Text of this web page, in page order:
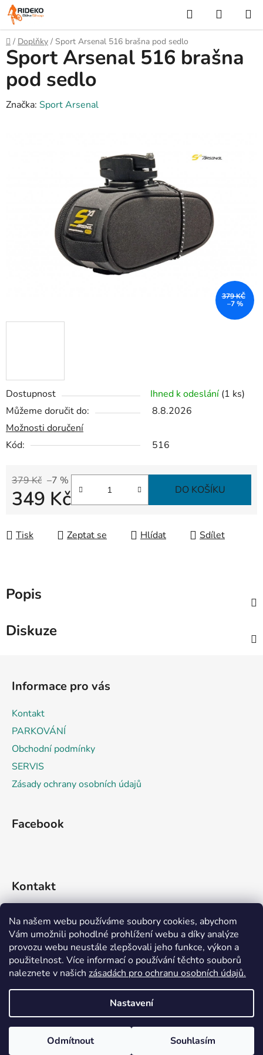
Na našem webu používáme soubory cookies, abychom
Vám umožnili pohodlné prohlížení webu a díky analýze
provozu webu neustále zlepšovali jeho funkce, výkon a
použitelnost. Více informací o používání těchto souborů
naleznete v našich zásadách pro ochranu osobních údajů.
Nastavení
Odmítnout Souhlasím
Přejít
na
obsah
Hledat
KOŠÍK
Domů
/ Doplňky / Sport Arsenal 516 brašna pod sedlo
Dostupnost Ihned k odeslání (1 ks)
Můžeme doručit do:
8.8.2026
Možnosti doručení
Kód:
516
379 Kč –7 %
349 Kč DO KOŠÍKU
Tisk Zeptat se Hlídat Sdílet
Sport Arsenal 516 brašna
pod sedlo
Značka: Sport Arsenal
379 KČ
–7 %
Popis
Diskuze
Informace pro vás
Kontakt
PARKOVÁNÍ
Obchodní podmínky
SERVIS
Zásady ochrany osobních údajů
Facebook
Kontakt
info@rideko.cz
+420 721 360 992
Vytvořil Shoptet
Copyright 2026RIDEKO bike shop. Všechna práva